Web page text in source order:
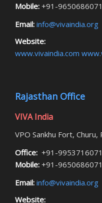
Mobile: +91-9650686071
Email: info@vivaindia.org
Website:
www.vivaindia.com
Rajasthan Office
VIVA India
VPO Sankhu Fort,
Office: +91-9953716071
Mobile: +91-9650686071
Email: info@vivaindia.org
Website: